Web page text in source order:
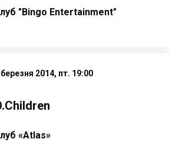
"Bingo Entertainment"
березня 2014, пт. 19:00
«Atlas»